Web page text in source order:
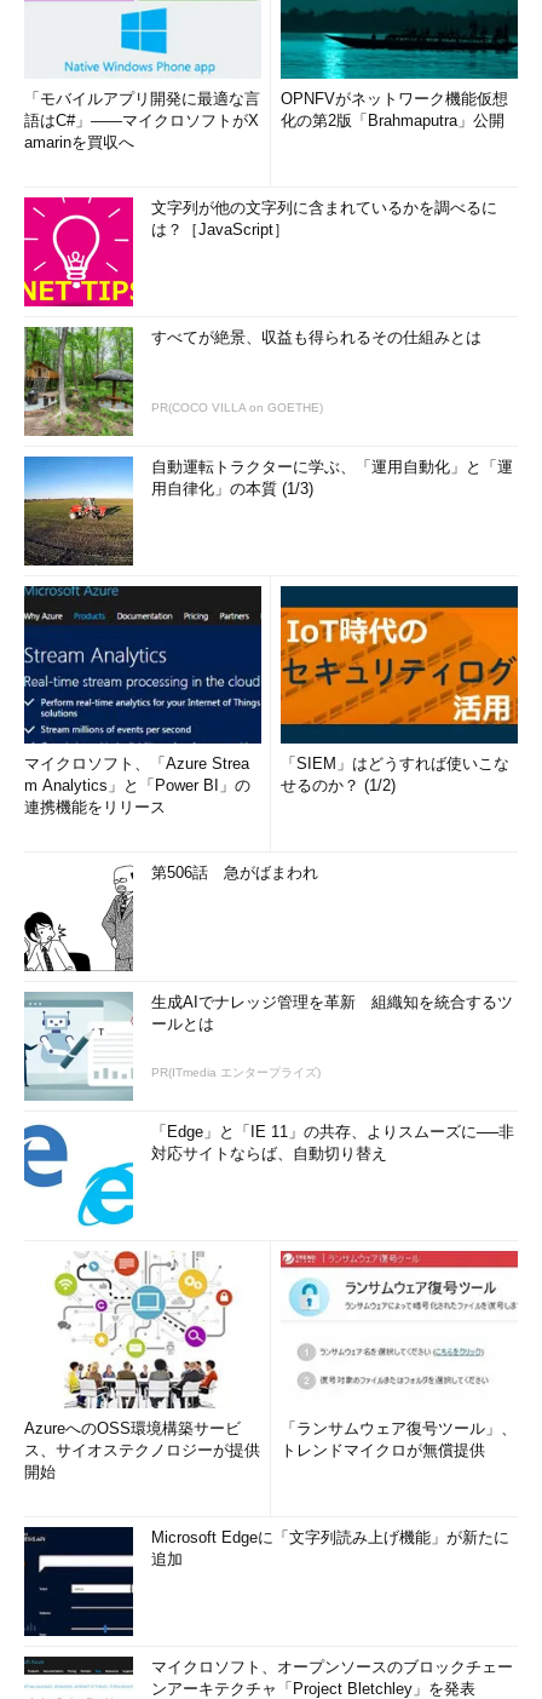
「モバイルアプリ開発に最適な言
語はC#」――マイクロソフトがX
amarinを買収へ
OPNFVがネットワーク機能仮想
化の第2版「Brahmaputra」公開
文字列が他の文字列に含まれているかを調べるに
は？［JavaScript］
すべてが絶景、収益も得られるその仕組みとは
PR(COCO VILLA on GOETHE)
自動運転トラクターに学ぶ、「運用自動化」と「運
用自律化」の本質 (1/3)
マイクロソフト、「Azure Strea
m Analytics」と「Power BI」の
連携機能をリリース
「SIEM」はどうすれば使いこな
せるのか？ (1/2)
第506話 急がばまわれ
生成AIでナレッジ管理を革新 組織知を統合するツ
ールとは
PR(ITmedia エンタープライズ)
「Edge」と「IE 11」の共存、よりスムーズに──非
対応サイトならば、自動切り替え
AzureへのOSS環境構築サービ
ス、サイオステクノロジーが提供
開始
「ランサムウェア復号ツール」、
トレンドマイクロが無償提供
Microsoft Edgeに「文字列読み上げ機能」が新たに
追加
マイクロソフト、オープンソースのブロックチェー
ンアーキテクチャ「Project Bletchley」を発表